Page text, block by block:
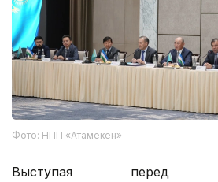
Фото: НПП «Атамекен»
Выступая перед